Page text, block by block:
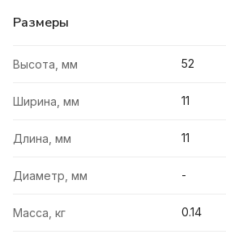
Размеры
Высота, мм 52
Ширина, мм 11
Длина, мм 11
Диаметр, мм -
Масса, кг 0.14